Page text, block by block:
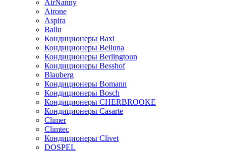
AirNanny
Airone
Aspira
Ballu
Кондиционеры Baxi
Кондиционеры Belluna
Кондиционеры Berlingtoun
Кондиционеры Besshof
Blauberg
Кондиционеры Bomann
Кондиционеры Bosch
Кондиционеры CHERBROOKE
Кондиционеры Casarte
Climer
Climtec
Кондиционеры Clivet
DOSPEL